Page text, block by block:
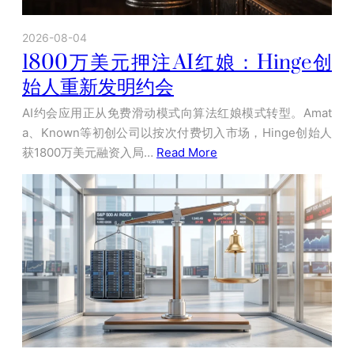
2026-08-04
1800万美元押注AI红娘：Hinge创
始人重新发明约会
AI约会应用正从免费滑动模式向算法红娘模式转型。Amat
a、Known等初创公司以按次付费切入市场，Hinge创始人
获1800万美元融资入局… Read More